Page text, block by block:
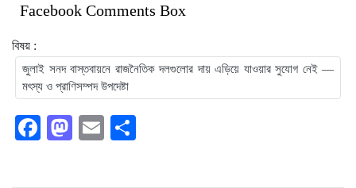
Facebook Comments Box
বিষয় :
জুলাই সনদ বাস্তবায়নে রাজনৈতিক দলগুলোর দায় এড়িয়ে যাওয়ার সুযোগ নেই —
মৎস্য ও প্রাণিসম্পদ উপদেষ্টা
Facebook
Mastodon
Email